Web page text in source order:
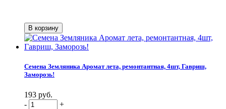
Семена Земляника Аромат лета, ремонтантная, 4шт, Гавриш,
Заморозь!
193 руб.
-
+